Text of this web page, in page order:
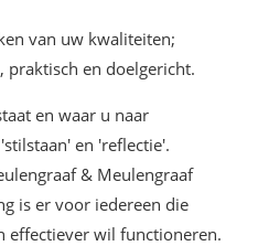
van uw kwaliteiten;
en doelgericht.
en waar u naar
en 'reflectie'.
& Meulengraaf
is er voor iedereen die
effectiever wil functioneren.